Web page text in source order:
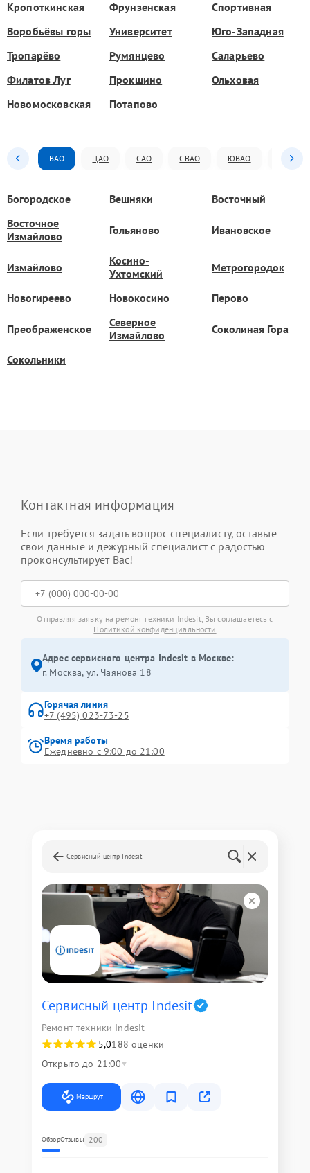
Кропоткинская Фрунзенская
Спортивная
Воробьёвы горы
Университет
Юго-Западная
Тропарёво
Румянцево
Саларьево
Филатов Луг
Прокшино
Ольховая
Новомосковская
Потапово
ВАО ЦАО САО СВАО ЮВАО ЮАО
Богородское Вешняки
Восточный
Восточное
Измайлово
Гольяново Ивановское
Измайлово
Косино-
Ухтомский
Метрогородок
Новогиреево Новокосино Перово
Преображенское
Северное
Измайлово
Соколиная Гора
Сокольники
Контактная информация
Если требуется задать вопрос специалисту, оставьте
свои данные и дежурный специалист с радостью
проконсультирует Вас!
Отправляя заявку на ремонт техники Indesit, Вы соглашаетесь с
Политикой конфиденциальности
Адрес сервисного центра Indesit в Москве:
г. Москва, ул. Чаянова 18
Горячая линия
+7 (495) 023-73-25
Время работы
Ежедневно с 9:00 до 21:00
Сервисный центр Indesit
Сервисный центр Indesit
Ремонт техники Indesit
5,0188 оценки
Открыто до 21:00
Маршрут
ОбзорОтзывы 200